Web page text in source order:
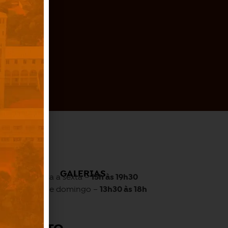
GALERIAS
Quarta a sexta –15h às 19h30
Sábado e domingo –13h30 às 18h